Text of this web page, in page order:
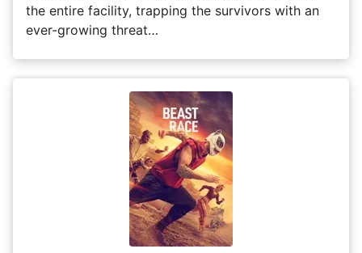
the entire facility, trapping the survivors with an
ever-growing threat…